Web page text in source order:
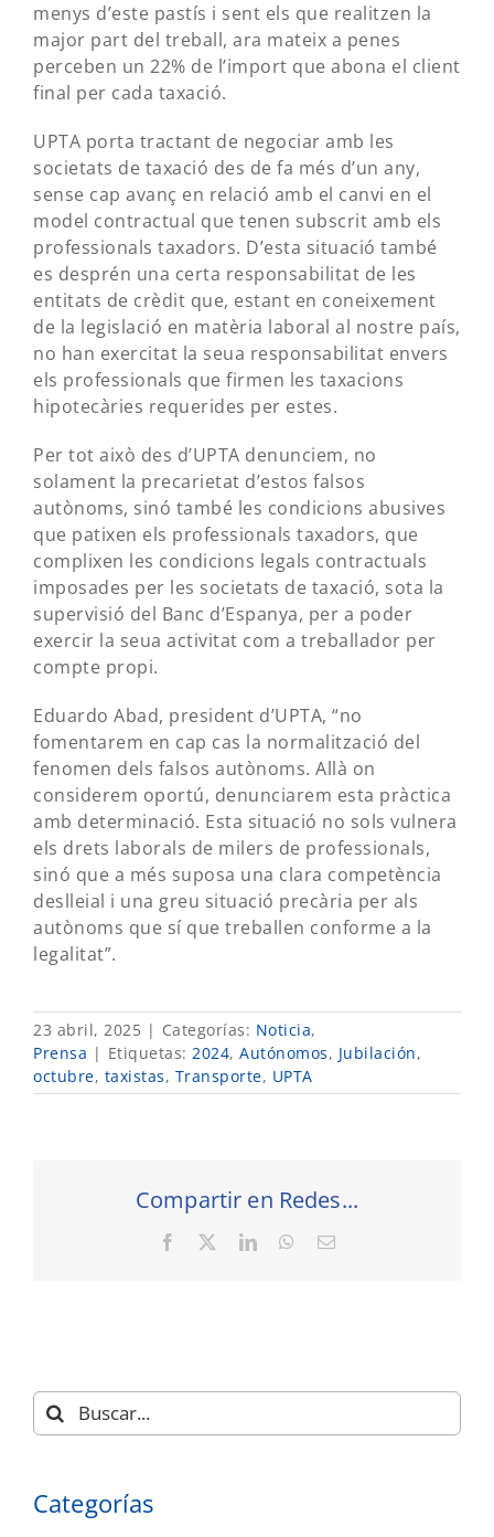
menys d’este pastís i sent els que realitzen la
major part del treball, ara mateix a penes
perceben un 22% de l’import que abona el client
final per cada taxació.
UPTA porta tractant de negociar amb les
societats de taxació des de fa més d’un any,
sense cap avanç en relació amb el canvi en el
model contractual que tenen subscrit amb els
professionals taxadors. D’esta situació també
es desprén una certa responsabilitat de les
entitats de crèdit que, estant en coneixement
de la legislació en matèria laboral al nostre país,
no han exercitat la seua responsabilitat envers
els professionals que firmen les taxacions
hipotecàries requerides per estes.
Per tot això des d’UPTA denunciem, no
solament la precarietat d’estos falsos
autònoms, sinó també les condicions abusives
que patixen els professionals taxadors, que
complixen les condicions legals contractuals
imposades per les societats de taxació, sota la
supervisió del Banc d’Espanya, per a poder
exercir la seua activitat com a treballador per
compte propi.
Eduardo Abad, president d’UPTA, “no
fomentarem en cap cas la normalització del
fenomen dels falsos autònoms. Allà on
considerem oportú, denunciarem esta pràctica
amb determinació. Esta situació no sols vulnera
els drets laborals de milers de professionals,
sinó que a més suposa una clara competència
deslleial i una greu situació precària per als
autònoms que sí que treballen conforme a la
legalitat”.
23 abril, 2025 | Categorías: Noticia,
Prensa | Etiquetas: 2024, Autónomos, Jubilación,
octubre, taxistas, Transporte, UPTA
Compartir en Redes...
Facebook LinkedInWhatsApp
Correo
Buscar:
Categorías